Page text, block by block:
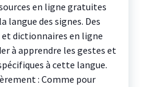
en ligne gratuites
langue des signes. Des
dictionnaires en ligne
à apprendre les gestes et
à cette langue.
: Comme pour